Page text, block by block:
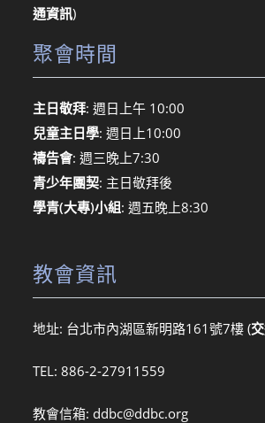
通資訊)
聚會時間
主日敬拜: 週日上午 10:00
兒童主日學: 週日上10:00
禱告會: 週三晚上7:30
青少年團契: 主日敬拜後
學青(大專)小組: 週五晚上8:30
教會資訊
地址: 台北市內湖區新明路161號7樓 (
TEL: 886-2-27911559
教會信箱: ddbc@ddbc.org